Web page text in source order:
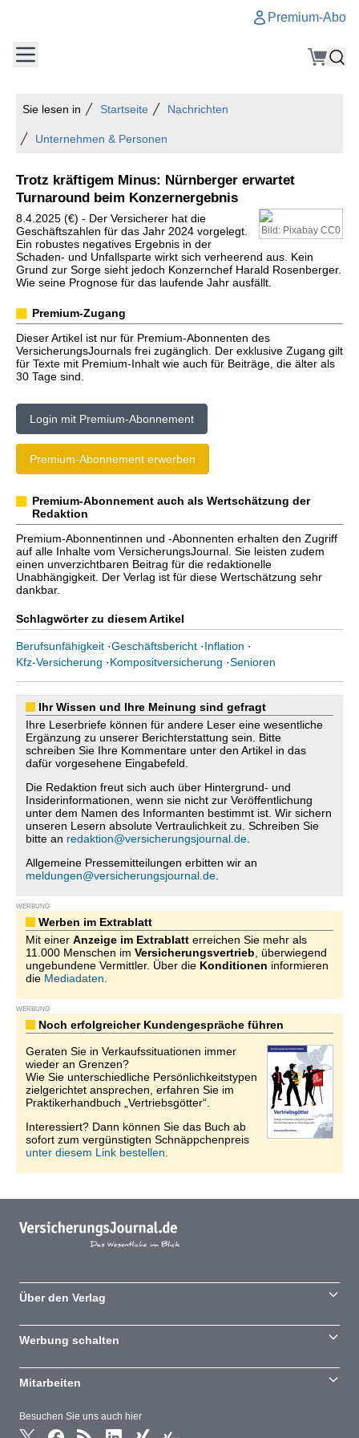
Premium-Abo
Sie lesen in Startseite Nachrichten
Unternehmen & Personen
Trotz kräftigem Minus: Nürnberger erwartet
Turnaround beim Konzernergebnis
Bild: Pixabay CC0
8.4.2025 (€) - Der Versicherer hat die
Geschäftszahlen für das Jahr 2024 vorgelegt.
Ein robustes negatives Ergebnis in der
Schaden- und Unfallsparte wirkt sich verheerend aus. Kein
Grund zur Sorge sieht jedoch Konzernchef Harald Rosenberger.
Wie seine Prognose für das laufende Jahr ausfällt.
Premium-Zugang
Dieser Artikel ist nur für Premium-Abonnenten des
VersicherungsJournals frei zugänglich. Der exklusive Zugang gilt
für Texte mit Premium-Inhalt wie auch für Beiträge, die älter als
30 Tage sind.
Login mit Premium-Abonnement
Premium-Abonnement erwerben
Premium-Abonnement auch als Wertschätzung der
Redaktion
Premium-Abonnentinnen und -Abonnenten erhalten den Zugriff
auf alle Inhalte vom VersicherungsJournal. Sie leisten zudem
einen unverzichtbaren Beitrag für die redaktionelle
Unabhängigkeit. Der Verlag ist für diese Wertschätzung sehr
dankbar.
Schlagwörter zu diesem Artikel
Berufsunfähigkeit ·Geschäftsbericht ·Inflation ·
Kfz-Versicherung ·Kompositversicherung ·Senioren
Ihr Wissen und Ihre Meinung sind gefragt
Ihre Leserbriefe können für andere Leser eine wesentliche
Ergänzung zu unserer Berichterstattung sein. Bitte
schreiben Sie Ihre Kommentare unter den Artikel in das
dafür vorgesehene Eingabefeld.
Die Redaktion freut sich auch über Hintergrund- und
Insiderinformationen, wenn sie nicht zur Veröffentlichung
unter dem Namen des Informanten bestimmt ist. Wir sichern
unseren Lesern absolute Vertraulichkeit zu. Schreiben Sie
bitte an redaktion@versicherungsjournal.de
Allgemeine Pressemitteilungen erbitten wir an
meldungen@versicherungsjournal.de
WERBUNG
Werben im Extrablatt
Mit einer Anzeige im Extrablatt erreichen Sie mehr als
11.000 Menschen im Versicherungsvertrieb , überwiegend
ungebundene Vermittler. Über die Konditionen informieren
die Mediadaten
WERBUNG
Noch erfolgreicher Kundengespräche führen
Geraten Sie in Verkaufssituationen immer
wieder an Grenzen?
Wie Sie unterschiedliche Persönlichkeitstypen
zielgerichtet ansprechen, erfahren Sie im
Praktikerhandbuch „Vertriebsgötter“.
Interessiert? Dann können Sie das Buch ab
sofort zum vergünstigten Schnäppchenpreis
unter diesem Link bestellen.
Besuchen Sie uns auch hier
Über den Verlag
Werbung schalten
Mitarbeiten